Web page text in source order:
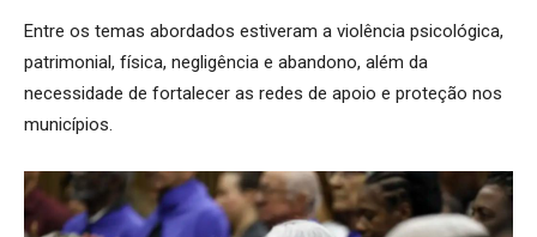
Entre os temas abordados estiveram a violência psicológica,
patrimonial, física, negligência e abandono, além da
necessidade de fortalecer as redes de apoio e proteção nos
municípios.